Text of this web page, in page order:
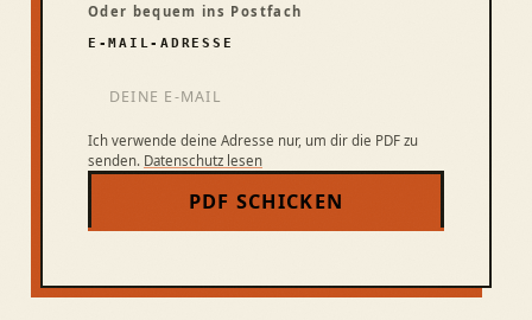
Oder bequem ins Postfach
E-MAIL-ADRESSE
Ich verwende deine Adresse nur, um dir die PDF zu
senden. Datenschutz lesen
PDF SCHICKEN